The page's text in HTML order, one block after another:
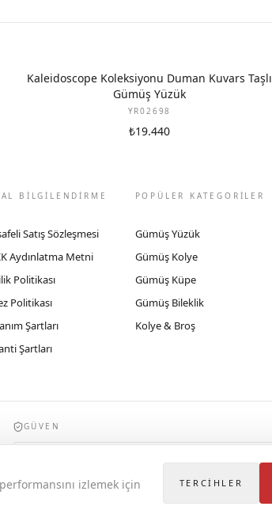
Kaleidoscope Koleksiyonu Duman Kuvars Taşlı
Gümüş Yüzük
YR02698
₺19.440
BİLGİLENDİRME
Satış Sözleşmesi
Aydınlatma Metni
Politikası
Politikası
Şartları
Şartları
POPÜLER KATEGORİLER
Gümüş Yüzük
Gümüş Kolye
Gümüş Küpe
Gümüş Bileklik
Kolye & Broş
GÜVEN
izlemek için
TERCIHLER